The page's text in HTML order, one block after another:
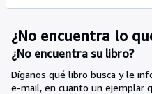
¿No encuentra lo
¿No encuentra su libro?
Díganos qué libro busca y le
e-mail, en cuanto un ejemplar